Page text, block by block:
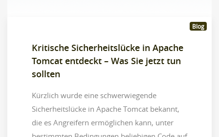
Blog
Kritische Sicherheitslücke in Apache
Tomcat entdeckt – Was Sie jetzt tun
sollten
Kürzlich wurde eine schwerwiegende
Sicherheitslücke in Apache Tomcat bekannt,
die es Angreifern ermöglichen kann, unter